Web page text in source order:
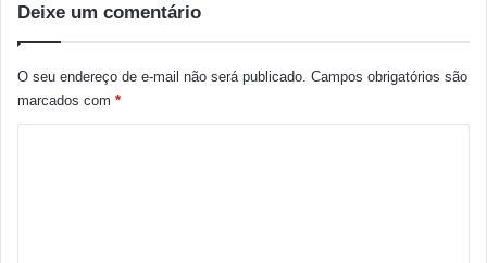
Deixe um comentário
O seu endereço de e-mail não será publicado. Campos obrigatórios são
marcados com *